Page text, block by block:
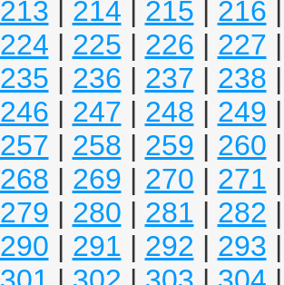
213 | 214 | 215 | 216
224 | 225 | 226 | 227
235 | 236 | 237 | 238
246 | 247 | 248 | 249
257 | 258 | 259 | 260
268 | 269 | 270 | 271
279 | 280 | 281 | 282
290 | 291 | 292 | 293